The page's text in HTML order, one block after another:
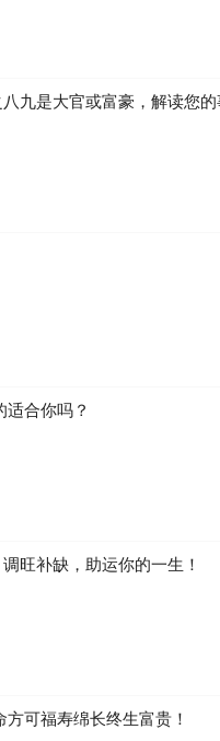
九是大官或富豪，解读您的
合你吗？
旺补缺，助运你的一生！
可福寿绵长终生富贵！